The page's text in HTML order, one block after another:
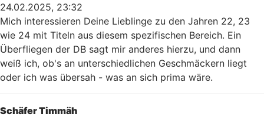
24.02.2025, 23:32
Mich interessieren Deine Lieblinge zu den Jahren 22, 23
wie 24 mit Titeln aus diesem spezifischen Bereich. Ein
Überfliegen der DB sagt mir anderes hierzu, und dann
weiß ich, ob's an unterschiedlichen Geschmäckern liegt
oder ich was übersah - was an sich prima wäre.
Schäfer Timmäh